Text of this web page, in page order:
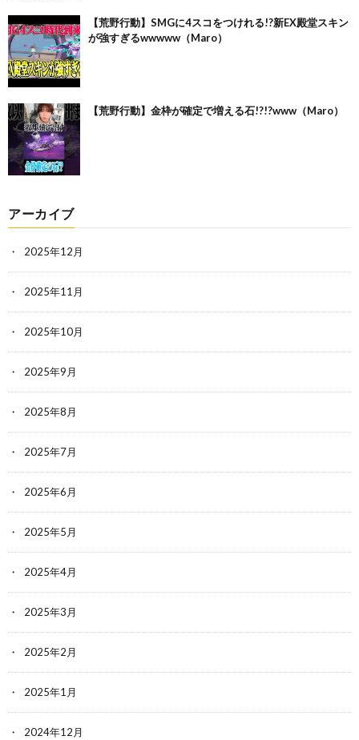
【荒野行動】SMGに4スコをつけれる!?新EX殿堂スキン
が強すぎるwwwww（Maro）
【荒野行動】金枠が確定で増える石!?!?www（Maro）
アーカイブ
2025年12月
2025年11月
2025年10月
2025年9月
2025年8月
2025年7月
2025年6月
2025年5月
2025年4月
2025年3月
2025年2月
2025年1月
2024年12月